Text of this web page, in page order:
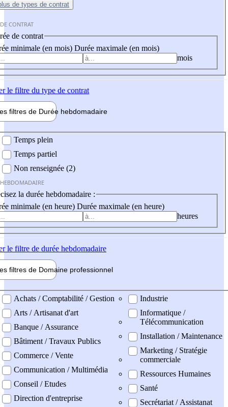
de types de contrat
CONTRAT
de contrat
minimale (en mois) Durée maximale (en mois)
mois
le filtre du type de contrat
filtres de Durée hebdomadaire
Temps plein
Temps partiel
Non renseignée (2)
la durée hebdomadaire :
minimale (en heure) Durée maximale (en heure)
heures
le filtre de durée hebdomadaire
filtres de Domaine professionnel
professionel
Achats / Comptabilité / Gestion
Arts / Artisanat d'art
Banque / Assurance
Bâtiment / Travaux Publics
Commerce / Vente
Communication / Multimédia
Conseil / Etudes
Direction d'entreprise
Industrie
Informatique /
Télécommunication
Installation / Maintenance
Marketing / Stratégie
commerciale
Ressources Humaines
Santé
Secrétariat / Assistanat